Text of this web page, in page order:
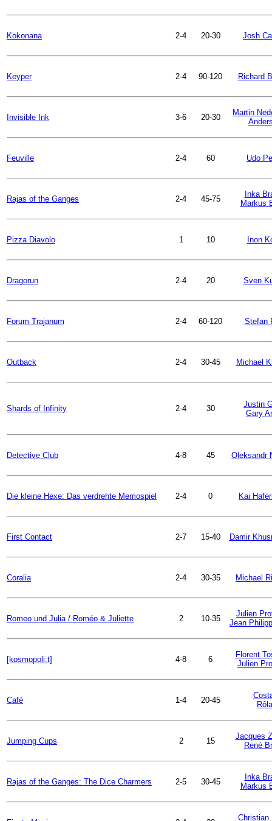
Kokonana 2-4 20-30 Josh
Keyper 2-4 90-120 Richard
Invisible Ink 3-6 20-30
Martin
Feuville 2-4 60 Udo
Rajas of the Ganges 2-4 45-75
Inka
Markus
Pizza Diavolo 1 10 Inon
Dragorun 2-4 20 Sven
Forum Trajanum 2-4 60-120 Stefan
Outback 2-4 30-45 Michael
Shards of Infinity 2-4 30
Justin
Gary
Detective Club 4-8 45 Oleksandr
Die kleine Hexe: Das verdrehte Memospiel 2-4 0 Kai
First Contact 2-7 15-40 Damir
Coralia 2-4 30-35 Michael
Romeo und Julia / Roméo & Juliette 2 10-35
Julien
Jean
[kosmopoli:t] 4-8 6
Florent
Julien
Café 1-4 20-45
Rôla
Jumping Cups 2 15
Jacques
René
Rajas of the Ganges: The Dice Charmers 2-5 30-45
Inka
Markus
Christian